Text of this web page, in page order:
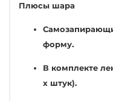
Плюсы шара
форму.
В комплекте
х штук).